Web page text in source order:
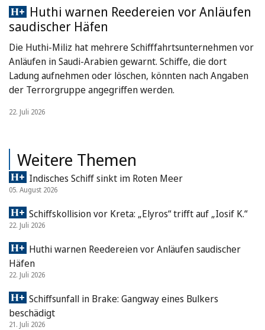
Huthi warnen Reedereien vor Anläufen
saudischer Häfen
Die Huthi-Miliz hat mehrere Schifffahrtsunternehmen vor
Anläufen in Saudi-Arabien gewarnt. Schiffe, die dort
Ladung aufnehmen oder löschen, könnten nach Angaben
der Terrorgruppe angegriffen werden.
22. Juli 2026
Weitere Themen
Indisches Schiff sinkt im Roten Meer
05. August 2026
Schiffskollision vor Kreta: „Elyros“ trifft auf „Iosif K.“
22. Juli 2026
Huthi warnen Reedereien vor Anläufen saudischer
Häfen
22. Juli 2026
Schiffsunfall in Brake: Gangway eines Bulkers
beschädigt
21. Juli 2026